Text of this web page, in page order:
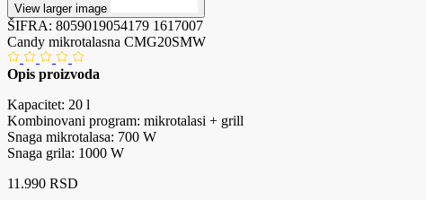
View larger image
ŠIFRA: 8059019054179 1617007
Candy mikrotalasna CMG20SMW
Opis proizvoda
Kapacitet: 20 l
Kombinovani program: mikrotalasi + grill
Snaga mikrotalasa: 700 W
Snaga grila: 1000 W
11.990 RSD